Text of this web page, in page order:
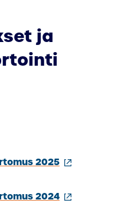
ja
2025(ulkoinen
2024(ulkoinen